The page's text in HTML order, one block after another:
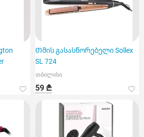
Თმის გასასწორებელი Sollex
SL 724
თბილისი
59 ₾